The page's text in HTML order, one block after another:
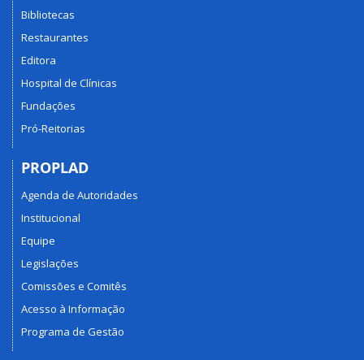
Bibliotecas
Restaurantes
Editora
Hospital de Clínicas
Fundações
Pró-Reitorias
PROPLAD
Agenda de Autoridades
Institucional
Equipe
Legislações
Comissões e Comitês
Acesso à Informação
Programa de Gestão